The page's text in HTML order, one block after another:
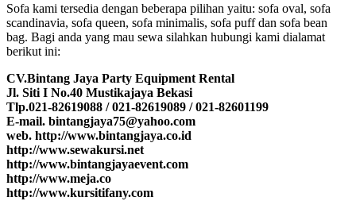
Sofa kami tersedia dengan beberapa pilihan yaitu: sofa oval, sofa
scandinavia, sofa queen, sofa minimalis, sofa puff dan sofa bean
bag. Bagi anda yang mau sewa silahkan hubungi kami dialamat
berikut ini:
CV.Bintang Jaya Party Equipment Rental
Jl. Siti I No.40 Mustikajaya Bekasi
Tlp.021-82619088 / 021-82619089 / 021-82601199
E-mail. bintangjaya75@yahoo.com
web. http://www.bintangjaya.co.id
http://www.sewakursi.net
http://www.bintangjayaevent.com
http://www.meja.co
http://www.kursitifany.com